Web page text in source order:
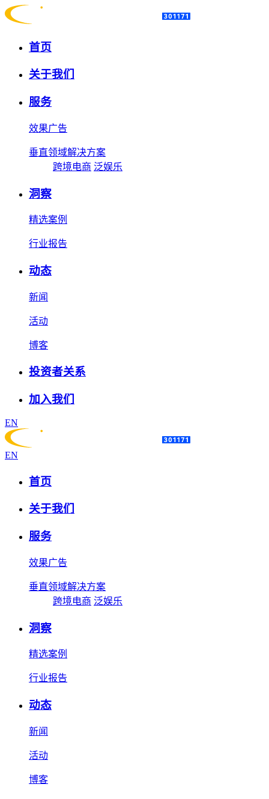
首页
关于我们
服务
效果广告
垂直领域解决方案
跨境电商 泛娱乐
洞察
精选案例
行业报告
动态
新闻
活动
博客
投资者关系
加入我们
EN
EN
首页
关于我们
服务
效果广告
垂直领域解决方案
跨境电商 泛娱乐
洞察
精选案例
行业报告
动态
新闻
活动
博客